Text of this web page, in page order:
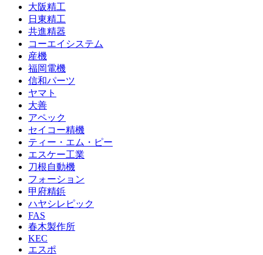
大阪精工
日東精工
共進精器
コーエイシステム
産機
福岡電機
信和パーツ
ヤマト
大善
アペック
セイコー精機
ティー・エム・ピー
エスケー工業
刀根自動機
フォーション
甲府精鋲
ハヤシレピック
FAS
春木製作所
KEC
エスポ